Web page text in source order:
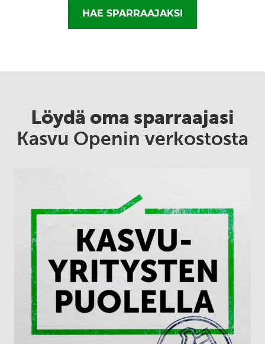
HAE SPARRAAJAKSI
Löydä oma sparraajasi
Kasvu Openin verkostosta